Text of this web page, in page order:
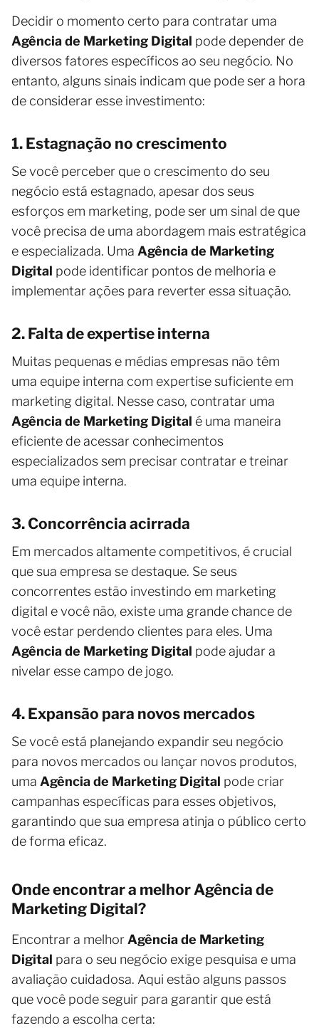
Decidir o momento certo para contratar uma
Agência de Marketing Digital pode depender de
diversos fatores específicos ao seu negócio. No
entanto, alguns sinais indicam que pode ser a hora
de considerar esse investimento:
1. Estagnação no crescimento
Se você perceber que o crescimento do seu
negócio está estagnado, apesar dos seus
esforços em marketing, pode ser um sinal de que
você precisa de uma abordagem mais estratégica
e especializada. Uma Agência de Marketing
Digital pode identificar pontos de melhoria e
implementar ações para reverter essa situação.
2. Falta de expertise interna
Muitas pequenas e médias empresas não têm
uma equipe interna com expertise suficiente em
marketing digital. Nesse caso, contratar uma
Agência de Marketing Digital é uma maneira
eficiente de acessar conhecimentos
especializados sem precisar contratar e treinar
uma equipe interna.
3. Concorrência acirrada
Em mercados altamente competitivos, é crucial
que sua empresa se destaque. Se seus
concorrentes estão investindo em marketing
digital e você não, existe uma grande chance de
você estar perdendo clientes para eles. Uma
Agência de Marketing Digital pode ajudar a
nivelar esse campo de jogo.
4. Expansão para novos mercados
Se você está planejando expandir seu negócio
para novos mercados ou lançar novos produtos,
uma Agência de Marketing Digital pode criar
campanhas específicas para esses objetivos,
garantindo que sua empresa atinja o público certo
de forma eficaz.
Onde encontrar a melhor Agência de
Marketing Digital?
Encontrar a melhor Agência de Marketing
Digital para o seu negócio exige pesquisa e uma
avaliação cuidadosa. Aqui estão alguns passos
que você pode seguir para garantir que está
fazendo a escolha certa: